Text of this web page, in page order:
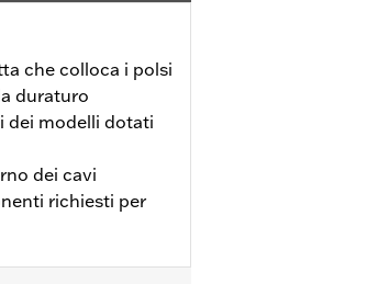
che colloca i polsi
duraturo
dei modelli dotati
dei cavi
richiesti per